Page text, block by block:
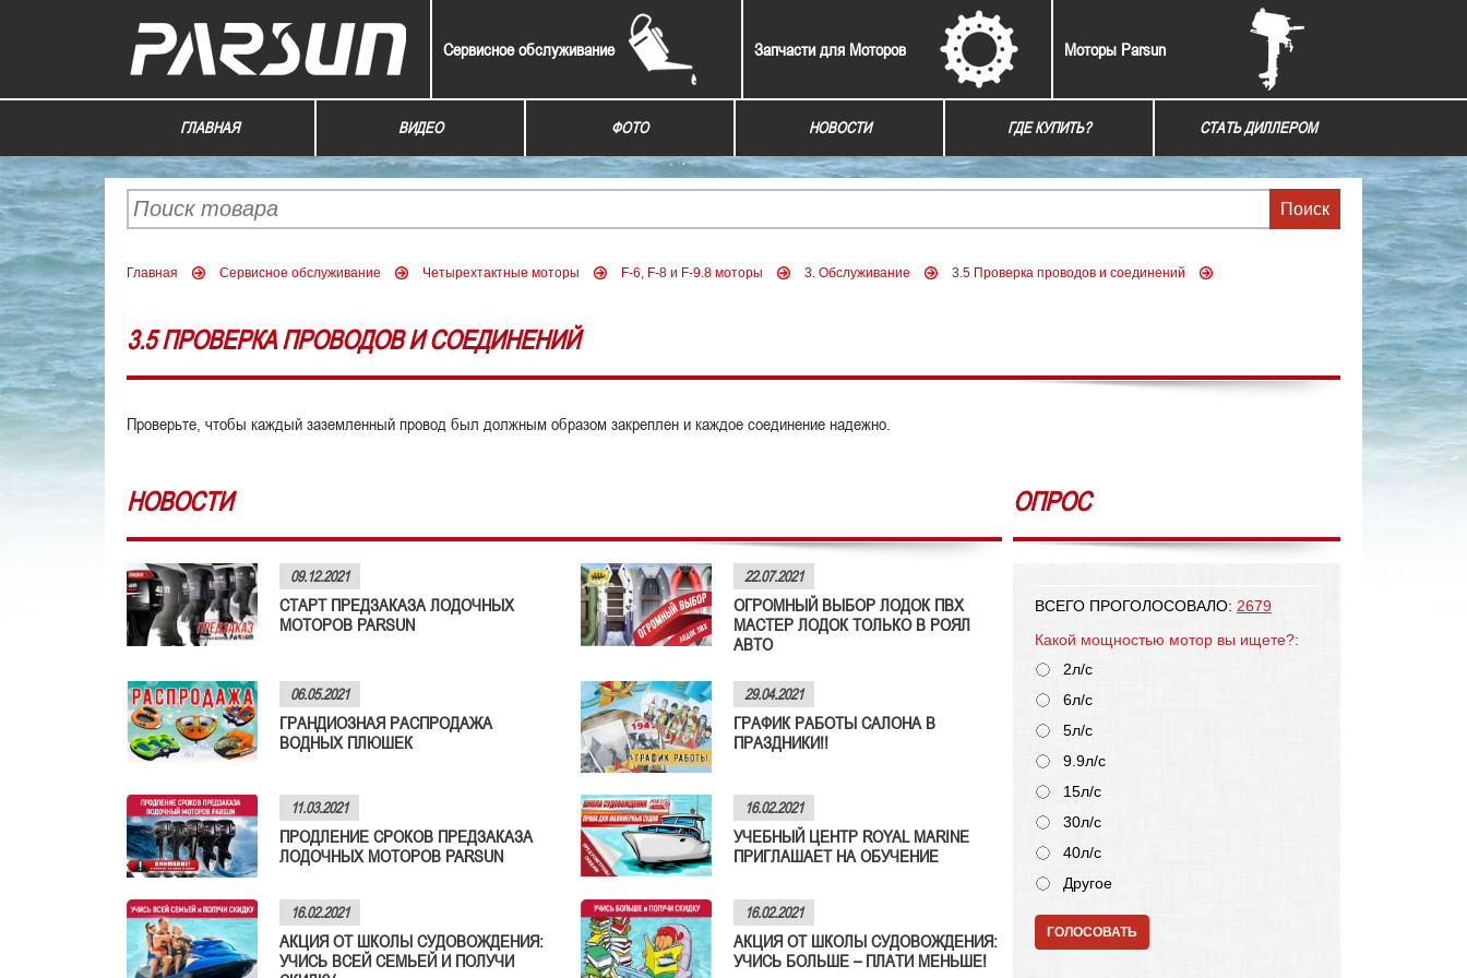
Сервисное обслуживание Запчасти для Моторов Моторы Parsun
ГЛАВНАЯ ВИДЕО ФОТО НОВОСТИ ГДЕ КУПИТЬ? СТАТЬ ДИЛЛЕРОМ
Главная Сервисное обслуживание Четырехтактные моторы F-6, F-8 и F-9.8 моторы 3. Обслуживание 3.5 Проверка проводов и соединений
3.5 ПРОВЕРКА ПРОВОДОВ И СОЕДИНЕНИЙ
Проверьте, чтобы каждый заземленный провод был должным образом закреплен и каждое соединение надежно.
НОВОСТИ
09.12.2021
СТАРТ ПРЕДЗАКАЗА ЛОДОЧНЫХ
МОТОРОВ PARSUN
22.07.2021
ОГРОМНЫЙ ВЫБОР ЛОДОК ПВХ
МАСТЕР ЛОДОК ТОЛЬКО В РОЯЛ
АВТО
06.05.2021
ГРАНДИОЗНАЯ РАСПРОДАЖА
ВОДНЫХ ПЛЮШЕК
29.04.2021
ГРАФИК РАБОТЫ САЛОНА В
ПРАЗДНИКИ!!
11.03.2021
ПРОДЛЕНИЕ СРОКОВ ПРЕДЗАКАЗА
ЛОДОЧНЫХ МОТОРОВ PARSUN
16.02.2021
УЧЕБНЫЙ ЦЕНТР ROYAL MARINE
ПРИГЛАШАЕТ НА ОБУЧЕНИЕ
16.02.2021
АКЦИЯ ОТ ШКОЛЫ СУДОВОЖДЕНИЯ:
УЧИСЬ ВСЕЙ СЕМЬЕЙ И ПОЛУЧИ
16.02.2021
АКЦИЯ ОТ ШКОЛЫ СУДОВОЖДЕНИЯ:
УЧИСЬ БОЛЬШЕ – ПЛАТИ МЕНЬШЕ!
ОПРОС
ВСЕГО ПРОГОЛОСОВАЛО: 2679
Какой мощностью мотор вы ищете?:
2л/с
6л/с
5л/с
9.9л/с
15л/с
30л/с
40л/с
Другое
ГОЛОСОВАТЬ